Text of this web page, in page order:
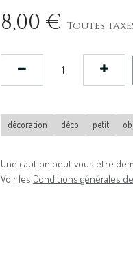
8,00 € Toutes
décoration déco petit
Une caution peut vous être
Voir les Conditions générales